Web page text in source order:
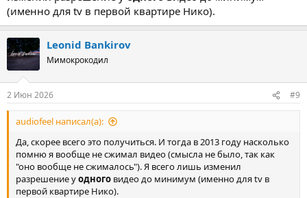
аудио действительно больнее было бы, ведь оно звучит на
протяжении всей игры, а ролики это уже своеобразные
дополнения. Так что вместить игру на 8,5гб всё же реально,
хоть и Lossy качество будет). Ладно, вобщем спасибо за рассказ
с вашим опытом!
(именно для tv в первой квартире Нико).
Leonid Bankirov
Мимокрокодил
2 Июн 2026 #9
audiofeel написал(а):
Да, скорее всего это получиться. И тогда в 2013 году насколько
помню я вообще не сжимал видео (смысла не было, так как
"оно вообще не сжималось"). Я всего лишь изменил
разрешение уодного видео до минимум (именно для tv в
первой квартире Нико).